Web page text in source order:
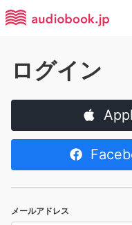
ログイン
メールアドレス